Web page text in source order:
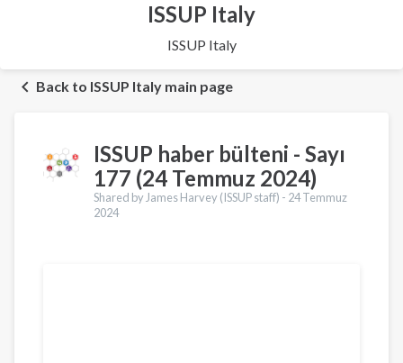
ISSUP Italy
ISSUP Italy
Back to ISSUP Italy main page
ISSUP haber bülteni - Sayı
177 (24 Temmuz 2024)
Shared by James Harvey (ISSUP staff) - 24 Temmuz
2024